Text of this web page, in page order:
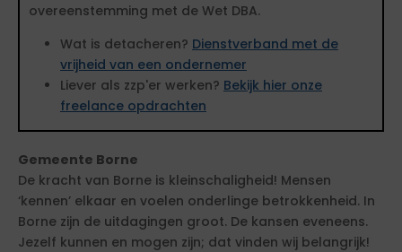
overeenstemming met de Wet DBA.
Wat is detacheren? Dienstverband met de
vrijheid van een ondernemer
Liever als zzp'er werken? Bekijk hier onze
freelance opdrachten
Gemeente Borne
De kracht van Borne is kleinschaligheid! Mensen
‘kennen’ elkaar en voelen onderlinge betrokkenheid. In
Borne zijn de uitdagingen groot. De kansen eveneens.
Jezelf kunnen en mogen zijn; dat vinden wij belangrijk!